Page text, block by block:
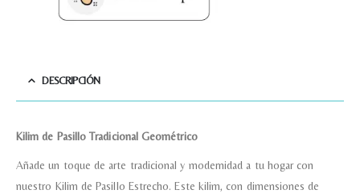
DESCRIPCIÓN
Kilim de Pasillo Tradicional Geométrico
Añade un toque de arte tradicional y modernidad a tu hogar con
nuestro Kilim de Pasillo Estrecho. Este kilim, con dimensiones de
Teléfono